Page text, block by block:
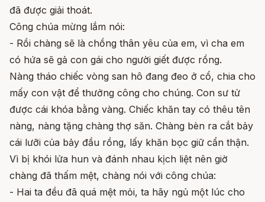
đã được giải thoát.
Công chúa mừng lắm nói:
- Rồi chàng sẽ là chồng thân yêu của em, vì cha em
có hứa sẽ gả con gái cho người giết được rồng.
Nàng tháo chiếc vòng san hô đang đeo ở cổ, chia cho
mấy con vật để thưởng công cho chúng. Con sư tử
được cái khóa bằng vàng. Chiếc khăn tay có thêu tên
nàng, nàng tặng chàng thợ săn. Chàng bèn ra cắt bảy
cái lưỡi của bảy đầu rồng, lấy khăn bọc giữ cẩn thận.
Vì bị khói lửa hun và đánh nhau kịch liệt nên giờ
chàng đã thấm mệt, chàng nói với công chúa:
- Hai ta đều đã quá mệt mỏi, ta hãy ngủ một lúc cho